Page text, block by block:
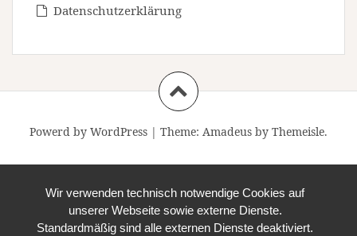
Datenschutzerklärung
Powerd by WordPress | Theme: Amadeus by Themeisle.
Wir verwenden technisch notwendige Cookies auf
unserer Webseite sowie externe Dienste.
Standardmäßig sind alle externen Dienste deaktiviert.